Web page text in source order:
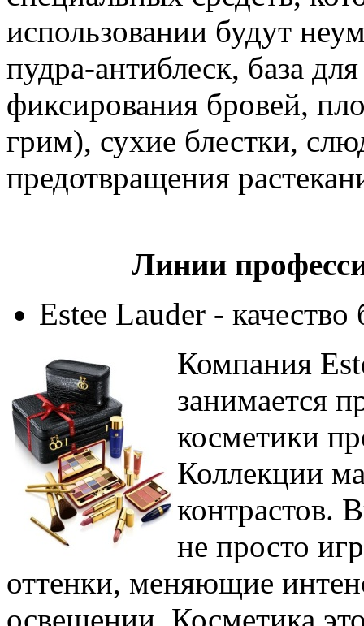
использовании будут
пудра-антиблеск, база
фиксирования бровей,
грим), сухие блестки,
предотвращения
Линии
Estee Lauder -
Компания
занимается
косметики
Коллекции
контрастов.
не просто
оттенки, меняющие
освещении. Косметика